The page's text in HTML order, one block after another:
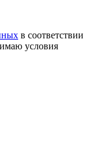
в соответствии
условия